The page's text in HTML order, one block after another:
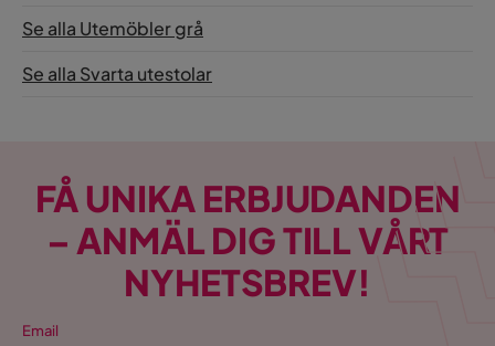
Se alla Utemöbler grå
Se alla Svarta utestolar
FÅ UNIKA ERBJUDANDEN
– ANMÄL DIG TILL VÅRT
NYHETSBREV!
Email